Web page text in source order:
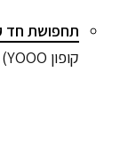
תחפושת חד
קופון YOOO)